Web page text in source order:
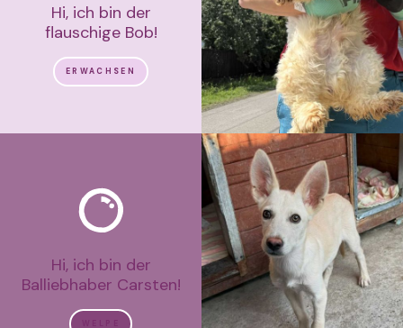
Hi, ich bin der
flauschige Bob!
ERWACHSEN
Hi, ich bin der
Balliebhaber Carsten!